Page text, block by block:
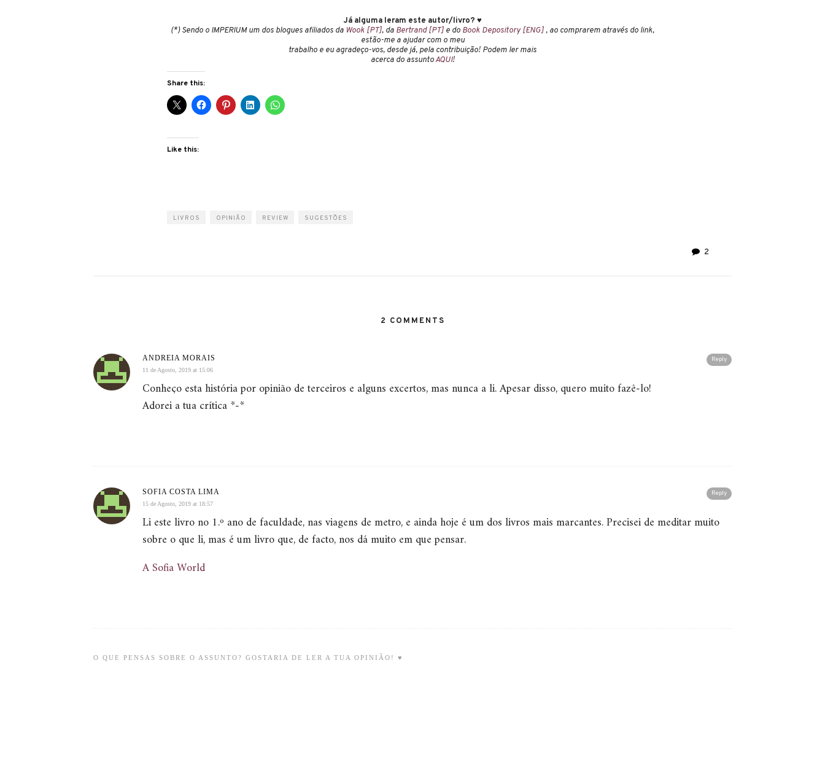
Já alguma leram este autor/livro? ♥
(*) Sendo o IMPERIUM um dos blogues afiliados da Wook [PT], da Bertrand [PT] e do Book Depository [ENG], ao comprarem através do link,
estão-me a ajudar com o meu
trabalho e eu agradeço-vos, desde já, pela contribuição! Podem ler mais
acerca do assuntoAQUI!
Share this:
Like this:
LIVROS OPINIÃO REVIEW SUGESTÕES
2
2 COMMENTS
Reply
ANDREIA MORAIS
11 de Agosto, 2019 at 15:06
Conheço esta história por opinião de terceiros e alguns excertos, mas nunca a li. Apesar disso, quero muito fazê-lo!
Adorei a tua crítica *-*
Reply
SOFIA COSTA LIMA
15 de Agosto, 2019 at 18:57
Li este livro no 1.º ano de faculdade, nas viagens de metro, e ainda hoje é um dos livros mais marcantes. Precisei de meditar muito
sobre o que li, mas é um livro que, de facto, nos dá muito em que pensar.
A Sofia World
O QUE PENSAS SOBRE O ASSUNTO? GOSTARIA DE LER A TUA OPINIÃO! ♥